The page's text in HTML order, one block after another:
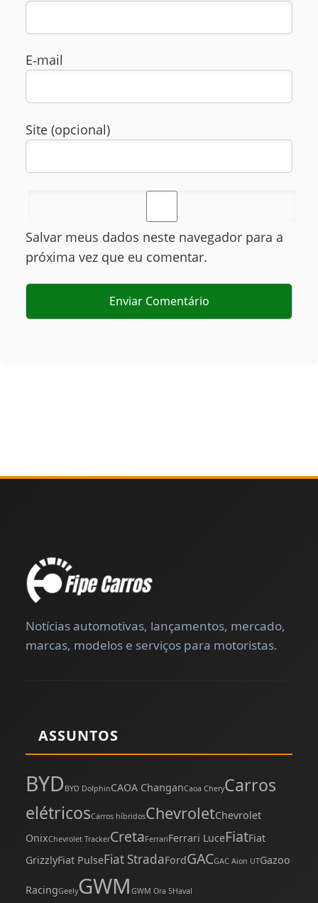
E‑mail
Site (opcional)
Salvar meus dados neste navegador para a
próxima vez que eu comentar.
Notícias automotivas, lançamentos, mercado,
marcas, modelos e serviços para motoristas.
ASSUNTOS
BYD BYD DolphinCAOA ChanganCaoa CheryCarros
elétricosCarros híbridosChevroletChevrolet
OnixChevrolet TrackerCretaFerrariFerrari LuceFiatFiat
GrizzlyFiat PulseFiat StradaFordGACGAC Aion UTGazoo
RacingGeelyGWM GWM Ora 5Haval